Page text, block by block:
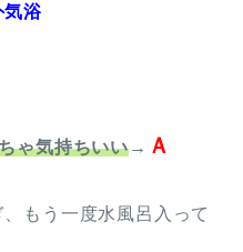
浴
ゃ気持ちいい→ Ａ
もう一度水風呂入って